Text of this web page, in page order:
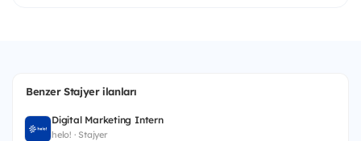
Benzer Stajyer ilanları
Digital Marketing Intern
helo! · Stajyer